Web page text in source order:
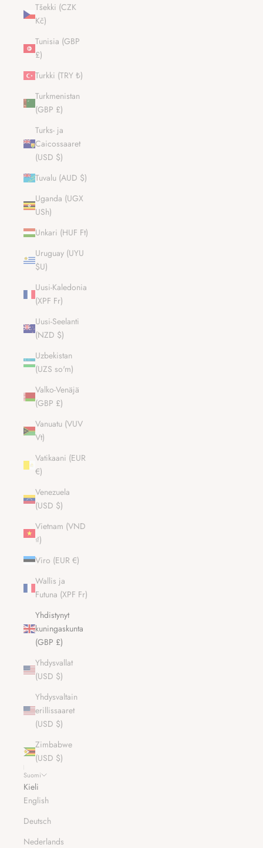
Tšekki (CZK
Kč)
Tunisia (GBP
£)
Turkki (TRY ₺)
Turkmenistan
(GBP £)
Turks- ja
Caicossaaret
(USD $)
Tuvalu (AUD $)
Uganda (UGX
USh)
Unkari (HUF Ft)
Uruguay (UYU
$U)
Uusi-Kaledonia
(XPF Fr)
Uusi-Seelanti
(NZD $)
Uzbekistan
(UZS so'm)
Valko-Venäjä
(GBP £)
Vanuatu (VUV
Vt)
Vatikaani (EUR
€)
Venezuela
(USD $)
Vietnam (VND
₫)
Viro (EUR €)
Wallis ja
Futuna (XPF Fr)
Yhdistynyt
kuningaskunta
(GBP £)
Yhdysvallat
(USD $)
Yhdysvaltain
erillissaaret
(USD $)
Zimbabwe
(USD $)
Suomi
Kieli
English
Deutsch
Nederlands